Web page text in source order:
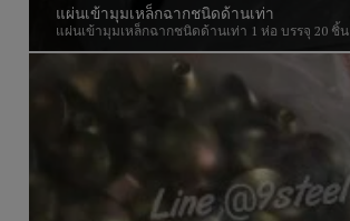
แผ่นเข้ามุมเหล็กฉากชนิดด้านเท่า
แผ่นเข้ามุมเหล็กฉากชนิดด้านเท่า 1 ห่อ บรรจุ 20 ชิ้น